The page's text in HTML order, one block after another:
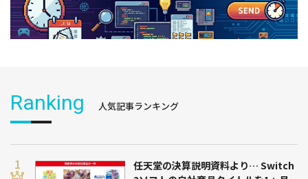
Ranking 人気記事ランキング
任天堂の決算説明資料より… Switch